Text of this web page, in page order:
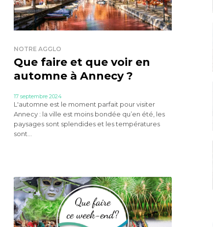
NOTRE AGGLO
Que faire et que voir en
automne à Annecy ?
17 septembre 2024
L'automne est le moment parfait pour visiter
Annecy : la ville est moins bondée qu’en été, les
paysages sont splendides et les températures
sont...